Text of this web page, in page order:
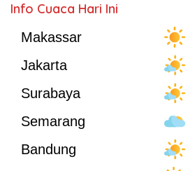
Info Cuaca Hari Ini
Makassar
Jakarta
Surabaya
Semarang
Bandung